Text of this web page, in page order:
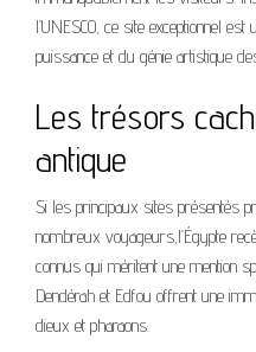
l’UNESCO, ce site exceptionnel
puissance et du génie artistique
Les trésors
antique
Si les principaux sites présentés
nombreux voyageurs,l’Égypte
connus qui méritent une mention
Dendérah et Edfou offrent une
dieux et pharaons.